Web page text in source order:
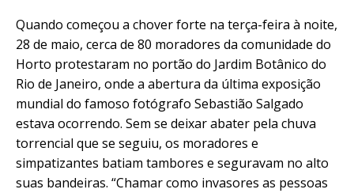
Quando começou a chover forte na terça-feira à noite,
28 de maio, cerca de 80 moradores da comunidade do
Horto protestaram no portão do Jardim Botânico do
Rio de Janeiro, onde a abertura da última exposição
mundial do famoso fotógrafo Sebastião Salgado
estava ocorrendo. Sem se deixar abater pela chuva
torrencial que se seguiu, os moradores e
simpatizantes batiam tambores e seguravam no alto
suas bandeiras. “Chamar como invasores as pessoas